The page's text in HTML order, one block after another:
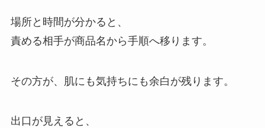
場所と時間が分かると、
責める相手が商品名から手順へ移ります。
その方が、肌にも気持ちにも余白が残ります。
出口が見えると、